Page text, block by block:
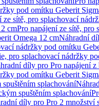
pod omítku Geberit
ze sítě, pro splachovací
cmPro napájení ze sítě, pro
Omega 12 cmNáhradní
nádržky pod omítku
pro splachovací nádržky
díly pro Pro napájení z
pod omítku Geberit
splachování
spuštěním splachování
díly pro Pro 2 množství